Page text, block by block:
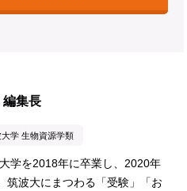
編集長
大学 生物資源学類
学を2018年に卒業し、2020年
筑波大にまつわる「受験」「お